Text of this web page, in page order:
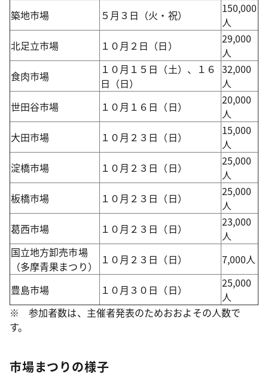
築地市場
５月３日（火・祝）
150,000
人
北足立市場
１０月２日（日）
29,000
人
食肉市場
１０月１５日（土）、１６
日（日）
32,000
人
世田谷市場
１０月１６日（日）
20,000
人
大田市場
１０月２３日（日）
15,000
人
淀橋市場
１０月２３日（日）
25,000
人
板橋市場
１０月２３日（日）
25,000
人
葛西市場
１０月２３日（日）
23,000
人
国立地方卸売市場
（多摩青果まつり）
１０月２３日（日） 7,000人
豊島市場 １０月３０日（日）
25,000
人
※ 参加者数は、主催者発表のためおおよその人数で
す。
市場まつりの様子